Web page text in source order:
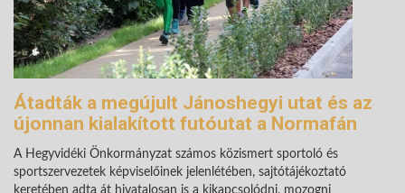
Átadták a megújult Jánoshegyi utat és az
újonnan kialakított futóutat a Normafán
A Hegyvidéki Önkormányzat számos közismert sportoló és
sportszervezetek képviselőinek jelenlétében, sajtótájékoztató
keretében adta át hivatalosan is a kikapcsolódni, mozogni